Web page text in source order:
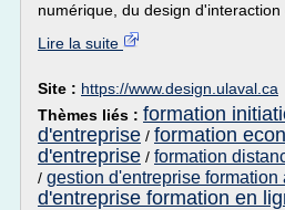
numérique, du design d'interaction
Lire la suite
Site : https://www.design.ulaval.ca
Thèmes liés : formation
d'entreprise / formation
d'entreprise / formation
/ gestion d'entreprise formation
d'entreprise formation en